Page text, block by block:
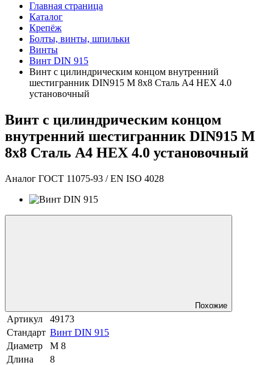
Главная страница
Каталог
Крепёж
Болты, винты, шпильки
Винты
Винт DIN 915
Винт с цилиндрическим концом внутренний
шестигранник DIN915 М 8х8 Сталь A4 HEX 4.0
установочный
Винт с цилиндрическим концом
внутренний шестигранник DIN915 М
8х8 Сталь A4 HEX 4.0 установочный
Аналог ГОСТ 11075-93 / EN ISO 4028
Похожие
Артикул
49173
Стандарт Винт DIN 915
Диаметр
М 8
Длина
8